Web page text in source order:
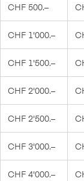
CHF 500.–
CHF 1'000.–
CHF 1'500.–
CHF 2'000.–
CHF 2'500.–
CHF 3'000.–
CHF 4'000.–